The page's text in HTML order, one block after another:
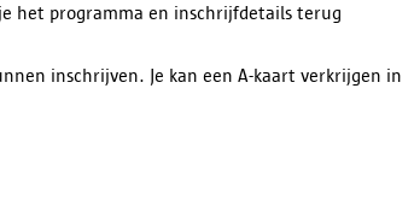
het programma en inschrijfdetails terug
inschrijven. Je kan een A-kaart verkrijgen in